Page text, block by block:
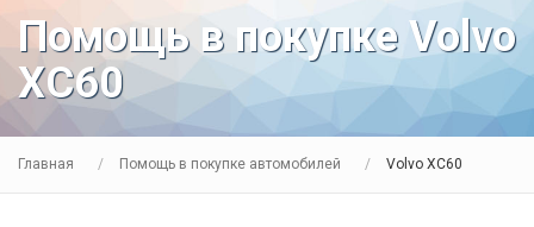
Помощь в покупке Volvo
XC60
Главная Помощь в покупке автомобилей Volvo XC60